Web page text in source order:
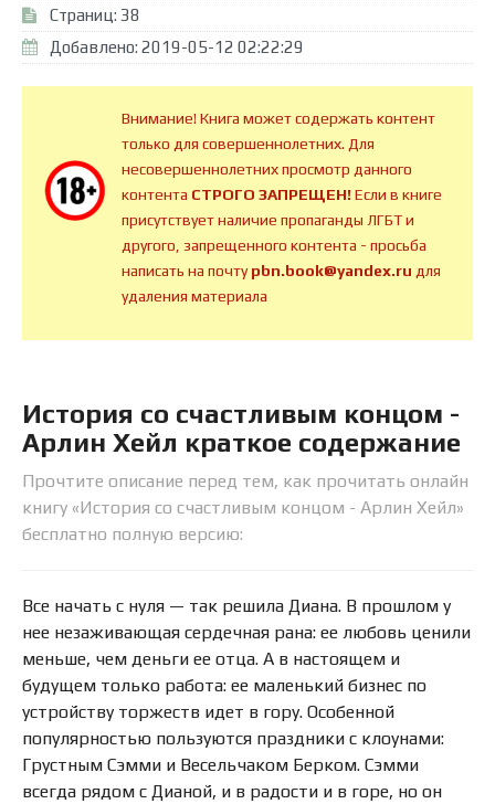
Страниц: 38
Добавлено: 2019-05-12 02:22:29
Внимание! Книга может содержать контент
только для совершеннолетних. Для
несовершеннолетних просмотр данного
контента СТРОГО ЗАПРЕЩЕН!Если в книге
присутствует наличие пропаганды ЛГБТ и
другого, запрещенного контента - просьба
написать на почтуpbn.book@yandex.ru для
удаления материала
История со счастливым концом -
Арлин Хейл краткое содержание
Прочтите описание перед тем, как прочитать онлайн
книгу «История со счастливым концом - Арлин Хейл»
бесплатно полную версию:
Все начать с нуля — так решила Диана. В прошлом у
нее незаживающая сердечная рана: ее любовь ценили
меньше, чем деньги ее отца. А в настоящем и
будущем только работа: ее маленький бизнес по
устройству торжеств идет в гору. Особенной
популярностью пользуются праздники с клоунами:
Грустным Сэмми и Весельчаком Берком. Сэмми
всегда рядом с Дианой, и в радости и в горе, но он